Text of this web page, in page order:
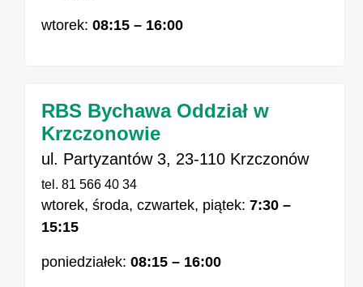
wtorek: 08:15 – 16:00
RBS Bychawa Oddział w
Krzczonowie
ul. Partyzantów 3, 23-110 Krzczonów
tel. 81 566 40 34
wtorek, środa, czwartek, piątek: 7:30 –
15:15
poniedziałek: 08:15 – 16:00